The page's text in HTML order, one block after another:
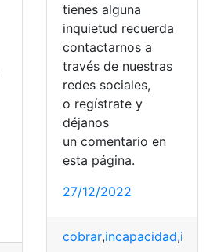
tienes alguna
inquietud recuerda
contactarnos a
través de nuestras
redes sociales,
o regístrate y
déjanos
un comentario en
esta página.
27/12/2022
cobrar,incapacidad,